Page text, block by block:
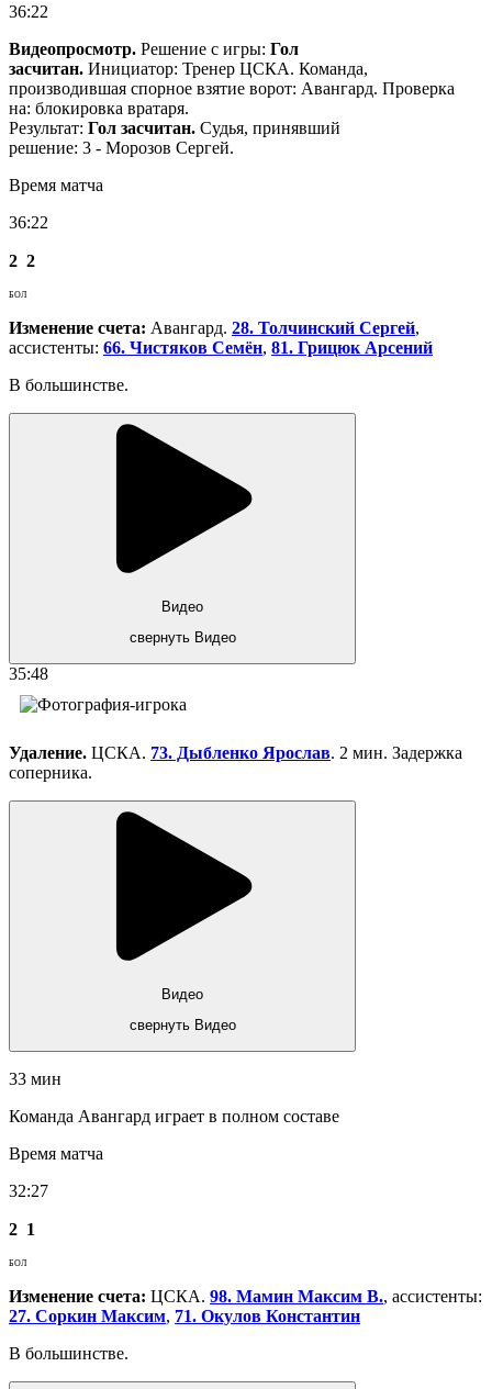
36:22
Видеопросмотр. Решение с игры: Гол
засчитан. Инициатор: Тренер ЦСКА. Команда,
производившая спорное взятие ворот: Авангард. Проверка
на: блокировка вратаря.
Результат: Гол засчитан. Судья, принявший
решение: 3 - Морозов Сергей.
Время матча
36:22
2 2
БОЛ
Изменение счета: Авангард. 28. Толчинский Сергей,
ассистенты: 66. Чистяков Семён, 81. Грицюк Арсений
В большинстве.
Видео
свернуть Видео
35:48
Удаление. ЦСКА. 73. Дыбленко Ярослав. 2 мин. Задержка
соперника.
Видео
свернуть Видео
33 мин
Команда Авангард играет в полном составе
Время матча
32:27
2 1
БОЛ
Изменение счета: ЦСКА. 98. Мамин Максим В., ассистенты:
27. Соркин Максим, 71. Окулов Константин
В большинстве.